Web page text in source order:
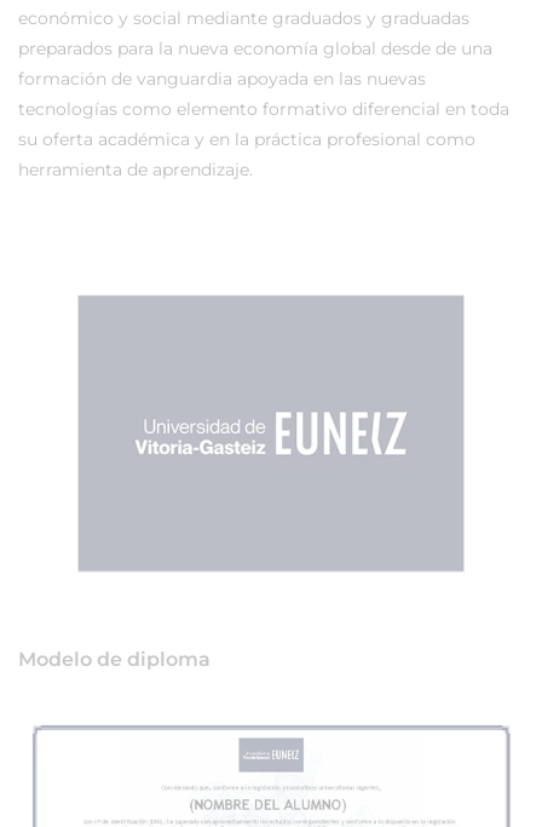
económico y social mediante graduados y graduadas
preparados para la nueva economía global desde de una
formación de vanguardia apoyada en las nuevas
tecnologías como elemento formativo diferencial en toda
su oferta académica y en la práctica profesional como
herramienta de aprendizaje.
Modelo de diploma